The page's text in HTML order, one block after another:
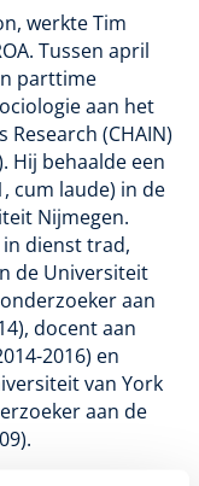
werkte Tim
Tussen april
parttime
aan het
(CHAIN)
Hij behaalde een
cum laude) in de
Nijmegen.
dienst trad,
de Universiteit
aan
docent aan
2016) en
van York
aan de